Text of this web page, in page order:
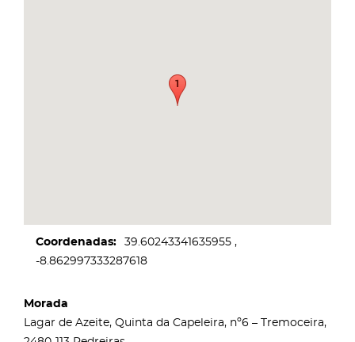
Coordenadas
39.60243341635955
-8.862997333287618
Morada
Lagar de Azeite, Quinta da Capeleira, nº6 – Tremoceira,